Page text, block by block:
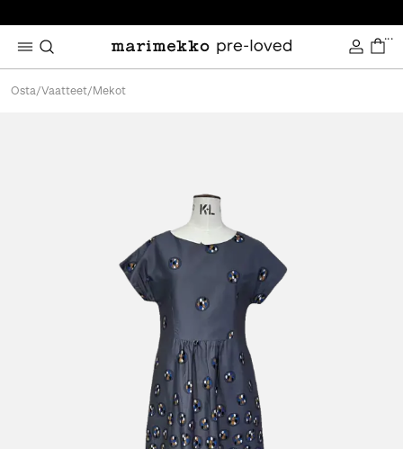
...
Osta/Vaatteet/ Mekot